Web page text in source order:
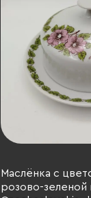
Маслёнка с
розово-зеленой